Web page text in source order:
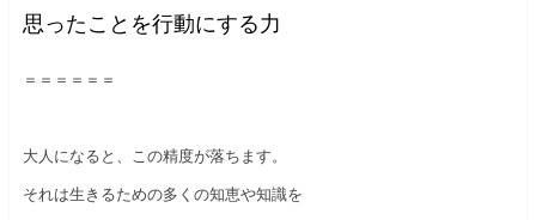
思ったことを行動にする力
＝＝＝＝＝＝
大人になると、この精度が落ちます。
それは生きるための多くの知恵や知識を